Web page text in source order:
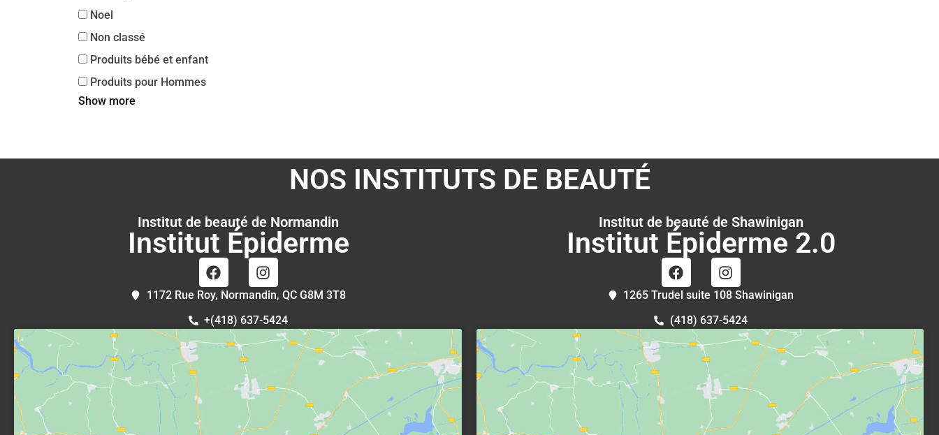
Noel
Non classé
Produits bébé et enfant
Produits pour Hommes
Show more
NOS INSTITUTS DE BEAUTÉ
Institut de beauté de Normandin
Institut Épiderme
1172 Rue Roy, Normandin, QC G8M 3T8
+(418) 637-5424
Institut de beauté de Shawinigan
Institut Épiderme 2.0
1265 Trudel suite 108 Shawinigan
(418) 637-5424